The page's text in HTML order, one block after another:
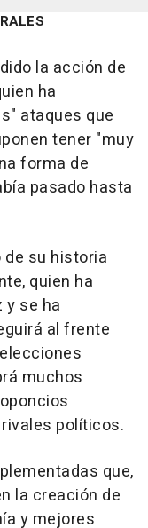
la acción de
ha
ataques que
tener "muy
forma de
pasado hasta
de su historia
quien ha
y se ha
al frente
muchos
políticos.
que,
la creación de
y mejores